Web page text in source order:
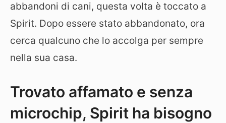
abbandoni di cani, questa volta è toccato a
Spirit. Dopo essere stato abbandonato, ora
cerca qualcuno che lo accolga per sempre
nella sua casa.
Trovato affamato e senza
microchip, Spirit ha bisogno